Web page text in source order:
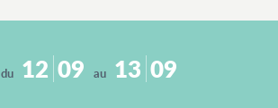
du 12 09 au 13 09